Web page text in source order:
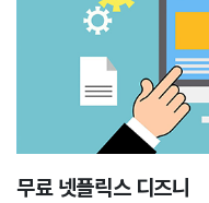
무료 넷플릭스 디즈니